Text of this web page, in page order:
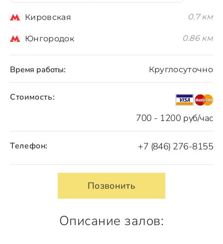
Стоимость:
700 - 1200 руб/час
Время работы: Круглосуточно
Телефон: +7 (846) 276-8155
Позвонить
Кировская 0.7 км
Юнгородок 0.86 км
Описание залов: